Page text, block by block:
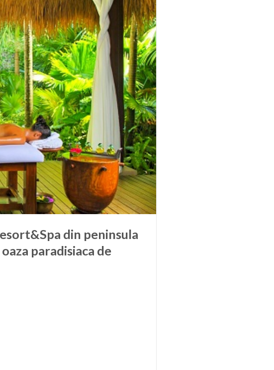
din peninsula
paradisiaca de